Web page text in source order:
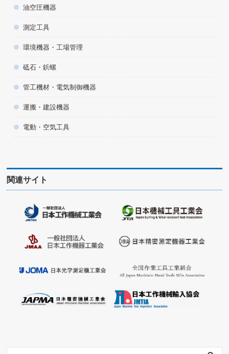
油空圧機器
測定工具
環境機器・工場管理
砥石・鋲螺
管工機材・電気制御機器
運搬・建設機器
電動・空気工具
関連サイト